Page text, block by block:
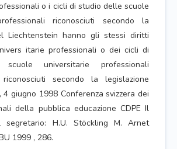
o i cicli di studio delle scuole
riconosciuti secondo la
Liechtenstein hanno gli stessi diritti
itarie professionali o dei cicli di
universitarie professionali
riconosciuti secondo la legislazione
4 giugno 1998 Conferenza svizzera dei
della pubblica educazione CDPE Il
H.U. Stöckling M. Arnet
1999 , 286.